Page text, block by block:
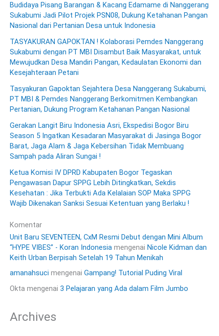
Budidaya Pisang Barangan & Kacang Edamame di Nanggerang
Sukabumi Jadi Pilot Projek PSN08, Dukung Ketahanan Pangan
Nasional dari Pertanian Desa untuk Indonesia
TASYAKURAN GAPOKTAN ! Kolaborasi Pemdes Nanggerang
Sukabumi dengan PT MBI Disambut Baik Masyarakat, untuk
Mewujudkan Desa Mandiri Pangan, Kedaulatan Ekonomi dan
Kesejahteraan Petani
Tasyakuran Gapoktan Sejahtera Desa Nanggerang Sukabumi,
PT MBI & Pemdes Nanggerang Berkomitmen Kembangkan
Pertanian, Dukung Program Ketahanan Pangan Nasional
Gerakan Langit Biru Indonesia Asri, Ekspedisi Bogor Biru
Season 5 Ingatkan Kesadaran Masyarakat di Jasinga Bogor
Barat, Jaga Alam & Jaga Kebersihan Tidak Membuang
Sampah pada Aliran Sungai !
Ketua Komisi IV DPRD Kabupaten Bogor Tegaskan
Pengawasan Dapur SPPG Lebih Ditingkatkan, Sekdis
Kesehatan : Jika Terbukti Ada Kelalaian SOP Maka SPPG
Wajib Dikenakan Sanksi Sesuai Ketentuan yang Berlaku !
Komentar
Unit Baru SEVENTEEN, CxM Resmi Debut dengan Mini Album
“HYPE VIBES” - Koran Indonesia mengenai Nicole Kidman dan
Keith Urban Berpisah Setelah 19 Tahun Menikah
amanahsuci mengenai Gampang! Tutorial Puding Viral
Okta mengenai 3 Pelajaran yang Ada dalam Film Jumbo
Archives